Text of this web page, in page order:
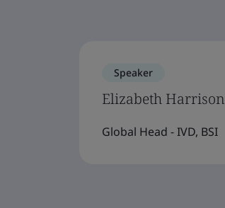
Speaker
Elizabeth Harrison
Global Head - IVD, BSI